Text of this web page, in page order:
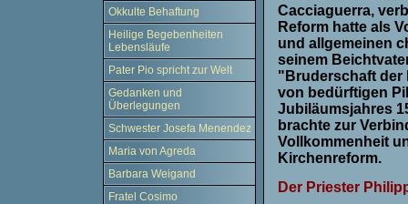
Okkulte Behaftung
Heilige Begebenheiten
Lebensläufe
Pater Pio spricht zur Welt
Gedanken und
Überlegungen
Schwester Josefa Menendez
Maria von Agreda
Barbara Weigand
Fratel Cosimo
Cacciaguerra,
Reform hatte als
und allgemeinen
seinem
"Bruderschaft der
von bedürftigen
Jubiläumsjahres
brachte zur
Vollkommenheit
Kirchenreform.
Der Priester